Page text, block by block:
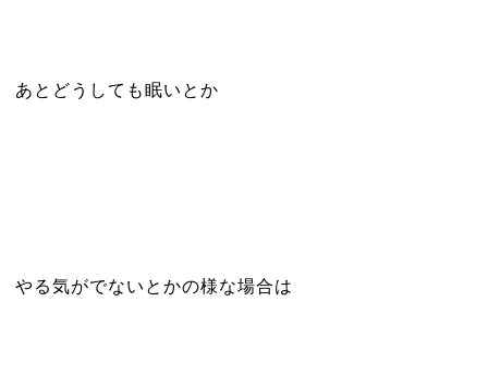
あとどうしても眠いとか
やる気がでないとかの様な場合は